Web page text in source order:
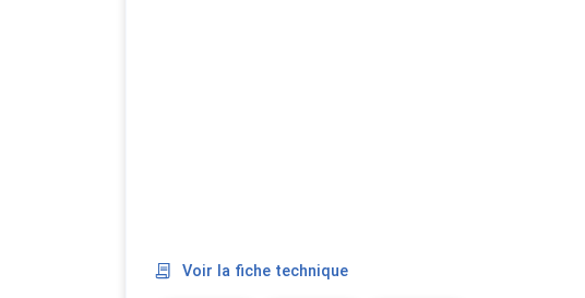
Voir la fiche technique